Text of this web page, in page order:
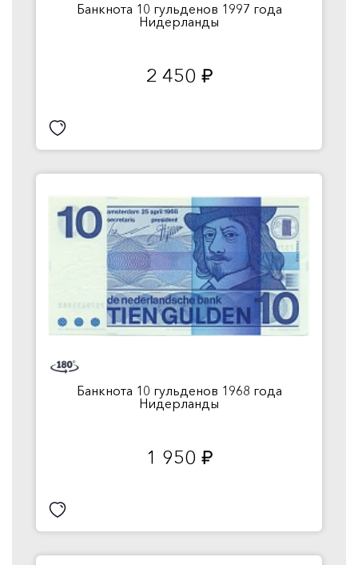
Банкнота 10 гульденов 1997 года
Нидерланды
2 450 руб.
Банкнота 10 гульденов 1968 года
Нидерланды
1 950 руб.